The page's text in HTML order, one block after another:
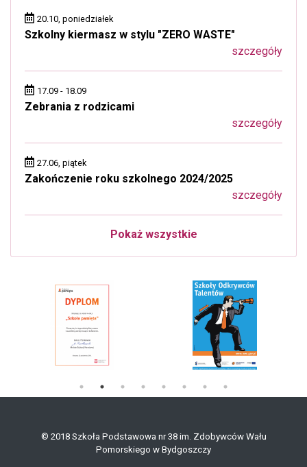
20.10, poniedziałek
Szkolny kiermasz w stylu "ZERO WASTE"
szczegóły
17.09 - 18.09
Zebrania z rodzicami
szczegóły
27.06, piątek
Zakończenie roku szkolnego 2024/2025
szczegóły
Pokaż wszystkie
© 2018 Szkoła Podstawowa nr 38 im. Zdobywców Wału
Pomorskiego w Bydgoszczy